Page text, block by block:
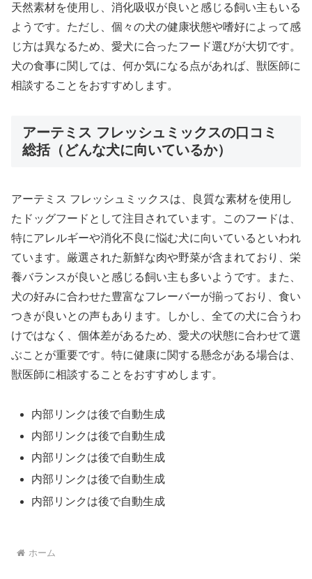
天然素材を使用し、消化吸収が良いと感じる飼い主もいる
ようです。ただし、個々の犬の健康状態や嗜好によって感
じ方は異なるため、愛犬に合ったフード選びが大切です。
犬の食事に関しては、何か気になる点があれば、獣医師に
相談することをおすすめします。
アーテミス フレッシュミックスの口コミ
総括（どんな犬に向いているか）
アーテミス フレッシュミックスは、良質な素材を使用し
たドッグフードとして注目されています。このフードは、
特にアレルギーや消化不良に悩む犬に向いているといわれ
ています。厳選された新鮮な肉や野菜が含まれており、栄
養バランスが良いと感じる飼い主も多いようです。また、
犬の好みに合わせた豊富なフレーバーが揃っており、食い
つきが良いとの声もあります。しかし、全ての犬に合うわ
けではなく、個体差があるため、愛犬の状態に合わせて選
ぶことが重要です。特に健康に関する懸念がある場合は、
獣医師に相談することをおすすめします。
内部リンクは後で自動生成
内部リンクは後で自動生成
内部リンクは後で自動生成
内部リンクは後で自動生成
内部リンクは後で自動生成
ホーム